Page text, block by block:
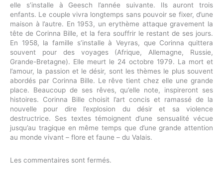
elle s’installe à Geesch l’année suivante. Ils auront trois
enfants. Le couple vivra longtemps sans pouvoir se fixer, d’une
maison à l’autre. En 1953, un erythème attaque gravement la
tête de Corinna Bille, et la fera souffrir le restant de ses jours.
En 1958, la famille s’installe à Veyras, que Corinna quittera
souvent pour des voyages (Afrique, Allemagne, Russie,
Grande-Bretagne). Elle meurt le 24 octobre 1979. La mort et
l’amour, la passion et le désir, sont les thèmes le plus souvent
abordés par Corinna Bille. Le rêve tient chez elle une grande
place. Beaucoup de ses rêves, qu’elle note, inspireront ses
histoires. Corinna Bille choisit l’art concis et ramassé de la
nouvelle pour dire l’explosion du désir et sa violence
destructrice. Ses textes témoignent d’une sensualité vécue
jusqu’au tragique en même temps que d’une grande attention
au monde vivant – flore et faune – du Valais.
Les commentaires sont fermés.